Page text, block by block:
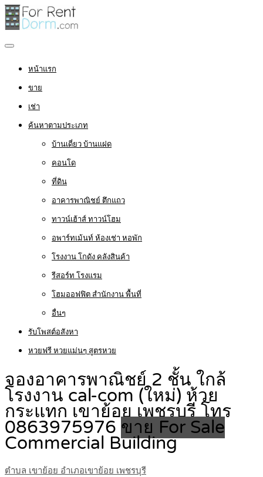
หน้าแรก
ขาย
เช่า
ค้นหาตามประเภท
บ้านเดี่ยว บ้านแฝด
คอนโด
ที่ดิน
อาคารพาณิชย์ ตึกแถว
ทาวน์เฮ้าส์ ทาวน์โฮม
อพาร์ทเม้นท์ ห้องเช่า หอพัก
โรงงาน โกดัง คลังสินค้า
รีสอร์ท โรงแรม
โฮมออฟฟิต สำนักงาน พื้นที่
อื่นๆ
รับโพสต์อสังหา
หวยฟรี หวยแม่นๆ สูตรหวย
จองอาคารพาณิชย์ 2 ชั้น ใกล้
โรงงาน cal-com (ใหม่) ห้วย
กระแทก เขาย้อย เพชรบุรี โทร
0863975976 ขาย For Sale
Commercial Building
ตำบล เขาย้อย อำเภอเขาย้อย เพชรบุรี